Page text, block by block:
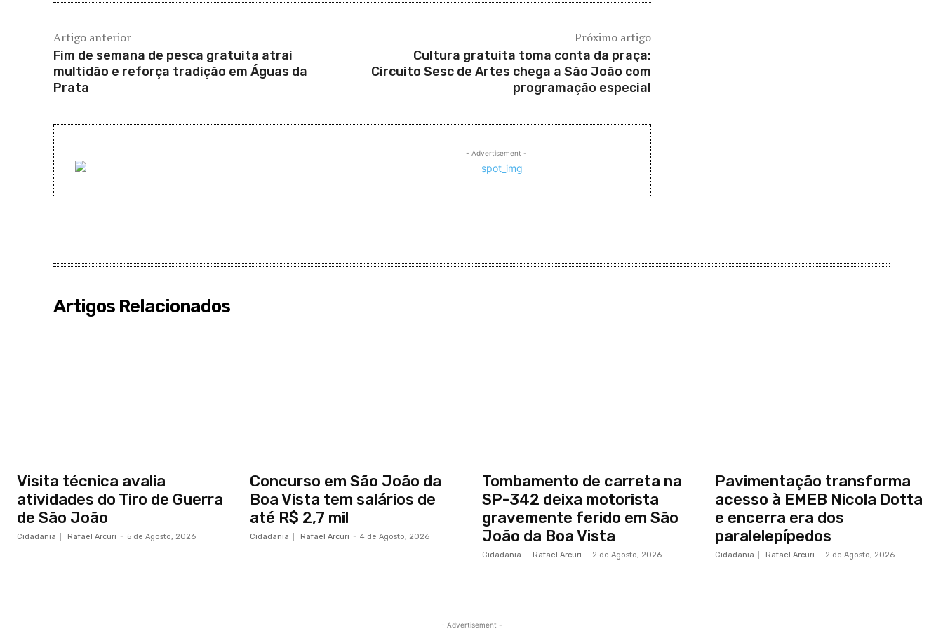
Artigo anterior
Fim de semana de pesca gratuita atrai
multidão e reforça tradição em Águas da
Prata
Próximo artigo
Cultura gratuita toma conta da praça:
Circuito Sesc de Artes chega a São João com
programação especial
- Advertisement -
Artigos Relacionados
Visita técnica avalia
atividades do Tiro de Guerra
de São João
Cidadania Rafael Arcuri - 5 de Agosto, 2026
Concurso em São João da
Boa Vista tem salários de
até R$ 2,7 mil
Cidadania Rafael Arcuri - 4 de Agosto, 2026
Tombamento de carreta na
SP-342 deixa motorista
gravemente ferido em São
João da Boa Vista
Cidadania Rafael Arcuri - 2 de Agosto, 2026
Pavimentação transforma
acesso à EMEB Nicola Dotta
e encerra era dos
paralelepípedos
Cidadania Rafael Arcuri - 2 de Agosto, 2026
- Advertisement -